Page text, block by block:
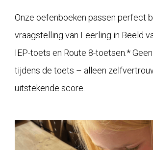
Onze oefenboeken passen perfect
vraagstelling van Leerling in Beeld
IEP-toets en Route 8-toetsen.*
tijdens de toets – alleen
uitstekende score.